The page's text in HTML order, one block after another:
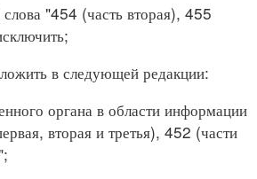
"454 (часть вторая), 455
в следующей редакции:
органа в области информации
вторая и третья), 452 (части